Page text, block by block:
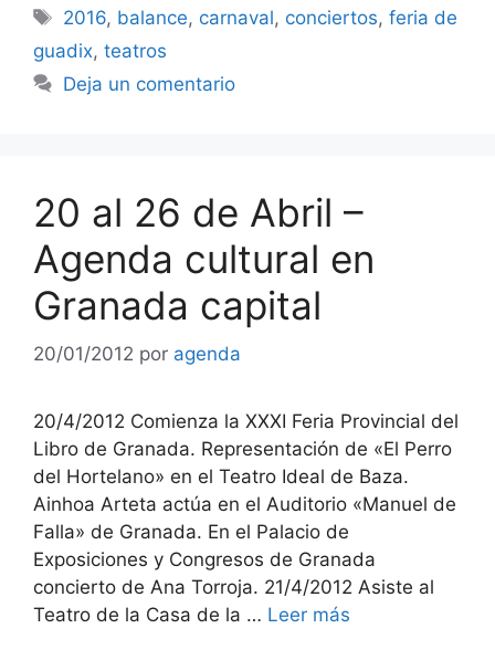
Etiquetas
2016, balance, carnaval, conciertos,feria de
guadix, teatros
Deja un comentario
20 al 26 de Abril –
Agenda cultural en
Granada capital
20/01/2012 por agenda
20/4/2012 Comienza la XXXI Feria Provincial del
Libro de Granada. Representación de «El Perro
del Hortelano» en el Teatro Ideal de Baza.
Ainhoa Arteta actúa en el Auditorio «Manuel de
Falla» de Granada. En el Palacio de
Exposiciones y Congresos de Granada
concierto de Ana Torroja. 21/4/2012 Asiste al
Teatro de la Casa de la … Leer más